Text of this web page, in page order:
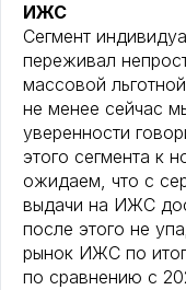
ИЖС
Сегмент
переживал
массовой
не менее сейчас
уверенности
этого сегмента к
ожидаем, что с
выдачи на ИЖС
после этого не
рынок ИЖС по
по сравнению с